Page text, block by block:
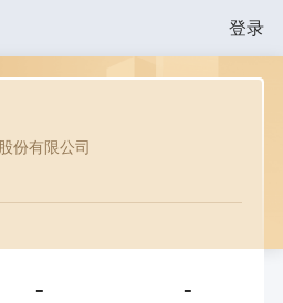
登录
份有限公司
- -